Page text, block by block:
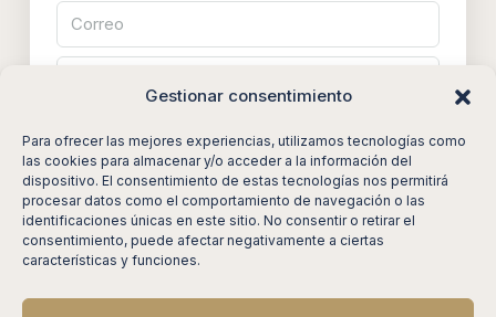
Gestionar consentimiento
Para ofrecer las mejores experiencias, utilizamos tecnologías como
las cookies para almacenar y/o acceder a la información del
dispositivo. El consentimiento de estas tecnologías nos permitirá
procesar datos como el comportamiento de navegación o las
identificaciones únicas en este sitio. No consentir o retirar el
consentimiento, puede afectar negativamente a ciertas
características y funciones.
Al enviar este formulario, aceptoTérminos de uso
Solicitar visita